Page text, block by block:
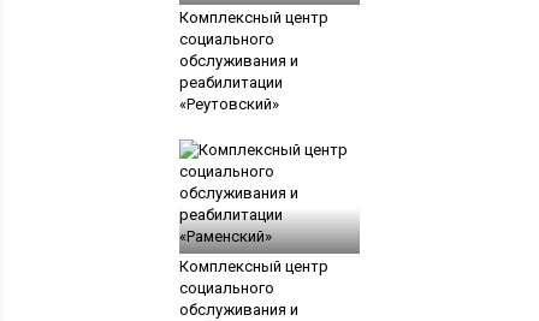
Комплексный центр
социального
обслуживания и
реабилитации
«Реутовский»
Комплексный центр
социального
обслуживания и